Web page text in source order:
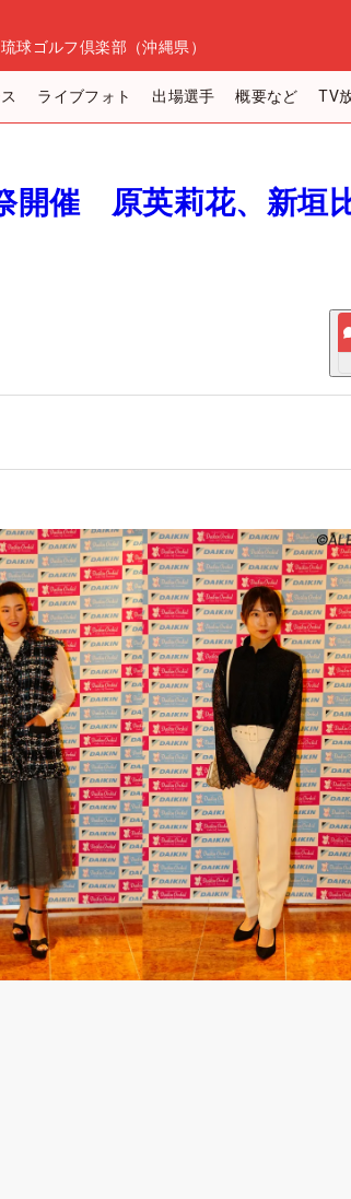
琉球ゴルフ倶楽部（沖縄県）
ライブフォト 出場選手 概要など TV
開催 原英莉花、新垣